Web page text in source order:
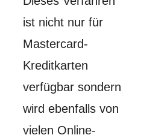
ist nicht nur für
Mastercard-
Kreditkarten
verfügbar sondern
wird ebenfalls von
vielen Online-